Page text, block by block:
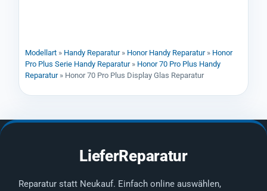
Modellart » Handy Reparatur» Honor Handy Reparatur» Honor
Pro Plus Serie Handy Reparatur» Honor 70 Pro Plus Handy
Reparatur» Honor 70 Pro Plus Display Glas Reparatur
LieferReparatur
Reparatur statt Neukauf. Einfach online auswählen,